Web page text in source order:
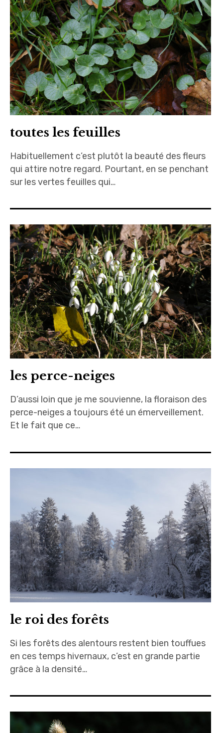
toutes les feuilles
Habituellement c’est plutôt la beauté des fleurs
qui attire notre regard. Pourtant, en se penchant
sur les vertes feuilles qui…
les perce-neiges
D’aussi loin que je me souvienne, la floraison des
perce-neiges a toujours été un émerveillement.
Et le fait que ce…
le roi des forêts
Si les forêts des alentours restent bien touffues
en ces temps hivernaux, c’est en grande partie
grâce à la densité…